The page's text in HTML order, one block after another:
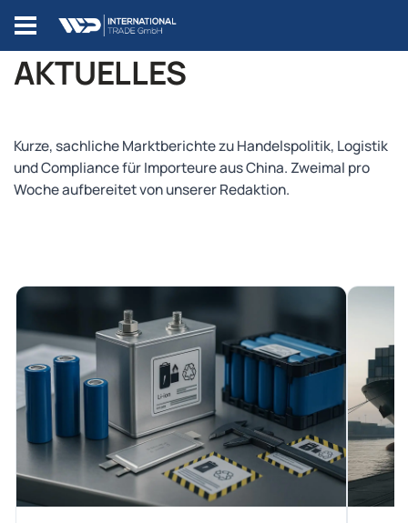
AKTUELLES
Kurze, sachliche Marktberichte zu Handelspolitik, Logistik
und Compliance für Importeure aus China. Zweimal pro
Woche aufbereitet von unserer Redaktion.